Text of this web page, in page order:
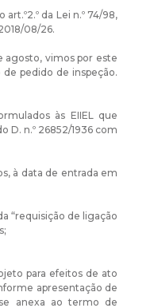
da Lei n.º 74/98,
08/26.
agosto, vimos por este
pedido de inspeção.
às EIIEL que
D. n.º 26852/1936 com
à data de entrada em
“requisição de ligação
para efeitos de ato
apresentação de
anexa ao termo de